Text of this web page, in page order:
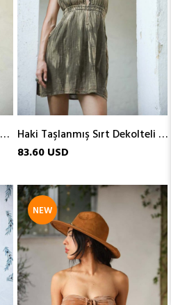
Camel Rengi Sim Detaylı Saten Kolsuz Bluz
Haki Taşlanmış Sırt Dekolteli Volanlı Mini Elbise
83.60 USD
NEW
ITEM